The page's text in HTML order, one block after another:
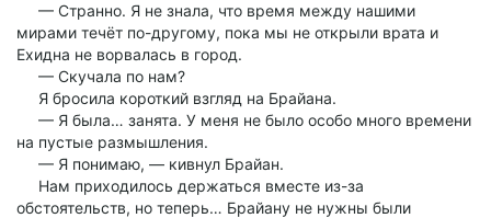
— Странно. Я не знала, что время между нашими
мирами течёт по-другому, пока мы не открыли врата и
Ехидна не ворвалась в город.
— Скучала по нам?
Я бросила короткий взгляд на Брайана.
— Я была… занята. У меня не было особо много времени
на пустые размышления.
— Я понимаю, — кивнул Брайан.
Нам приходилось держаться вместе из-за
обстоятельств, но теперь… Брайану не нужны были